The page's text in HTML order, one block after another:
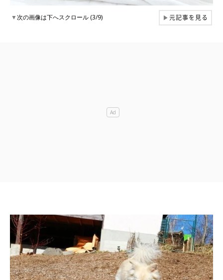
▼次の画像は下へスクロール (3/9) ▶元記事を見る